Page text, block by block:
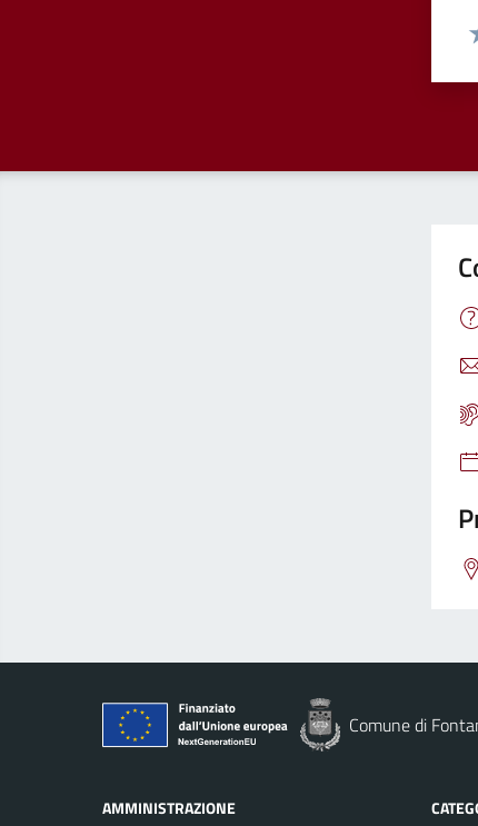
Comune di
AMMINISTRAZIONE